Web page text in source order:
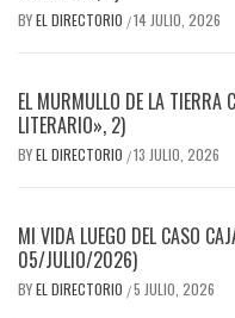
BYEL DIRECTORIO /14 JULIO, 2026
EL MURMULLO DE LA TIERRA
LITERARIO», 2)
BYEL DIRECTORIO /13 JULIO, 2026
MI VIDA LUEGO DEL CASO
05/JULIO/2026)
BYEL DIRECTORIO /5 JULIO, 2026